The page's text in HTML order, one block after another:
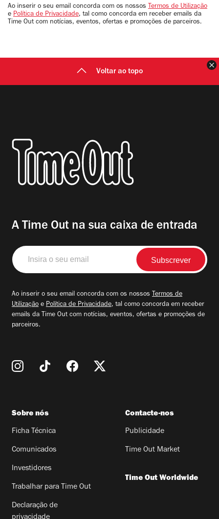
email
Ao inserir o seu email concorda com os nossos Termos de Utilização
e Política de Privacidade, tal como concorda em receber emails da
Time Out com notícias, eventos, ofertas e promoções de parceiros.
Voltar ao topo
A Time Out na sua caixa de entrada
Insira
o
seu
Ao inserir o seu email concorda com os nossos Termos de
Utilização e Política de Privacidade, tal como concorda em receber
emails da Time Out com notícias, eventos, ofertas e promoções de
parceiros.
Sobre nós
Ficha Técnica
Comunicados
Investidores
Trabalhar para Time Out
Declaração de
Contacte-nos
Publicidade
Time Out Market
Time Out Worldwide